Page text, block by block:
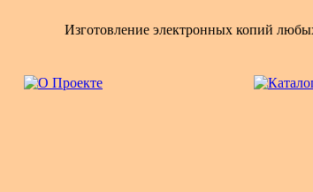
Изготовление электронных копий